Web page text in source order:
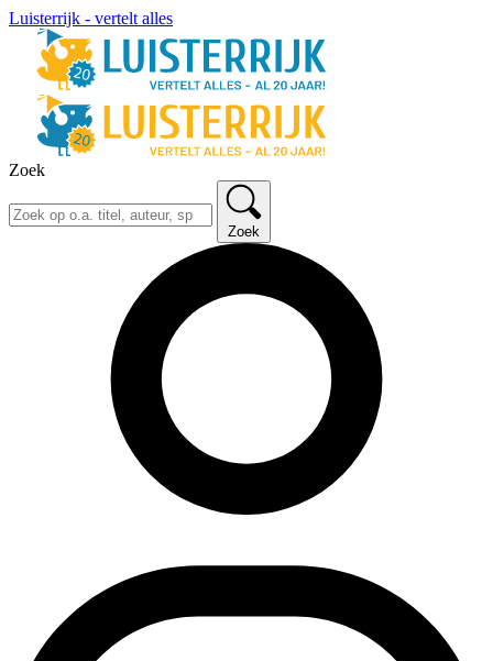
Luisterrijk - vertelt alles
Zoek
Zoek